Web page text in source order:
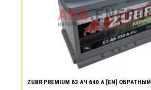
ZUBR PREMIUM 63 АЧ 640 А [EN] ОБРАТНЫЙ